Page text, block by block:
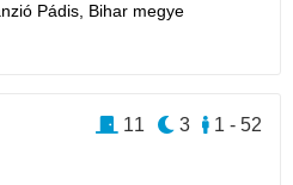
Pádis, Bihar megye
1 - 52
3
11